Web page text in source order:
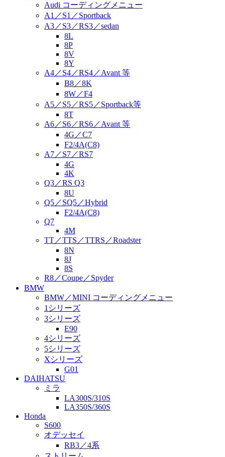
Audi コーディングメニュー
A1／S1／Sportback
A3／S3／RS3／sedan
8L
8P
8V
8Y
A4／S4／RS4／Avant 等
B8／8K
8W／F4
A5／S5／RS5／Sportback等
8T
A6／S6／RS6／Avant 等
4G／C7
F2/4A(C8)
A7／S7／RS7
4G
4K
Q3／RS Q3
8U
Q5／SQ5／Hybrid
F2/4A(C8)
Q7
4M
TT／TTS／TTRS／Roadster
8N
8J
8S
R8／Coupe／Spyder
BMW
BMW／MINI コーディングメニュー
1シリーズ
3シリーズ
E90
4シリーズ
5シリーズ
Xシリーズ
G01
DAIHATSU
ミラ
LA300S/310S
LA350S/360S
Honda
S600
オデッセイ
RB3／4系